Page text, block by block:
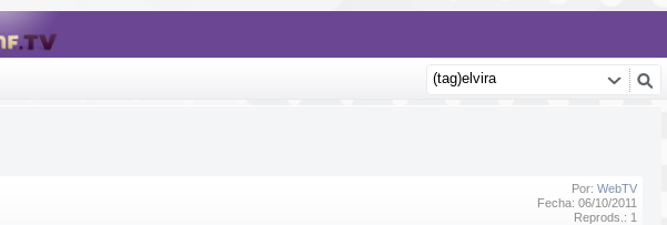
Por: WebTV
Fecha: 06/10/2011
Reprods.: 1